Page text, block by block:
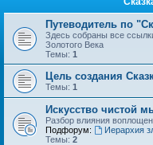
Путеводитель по
Здесь собраны все
Золотого Века
Темы: 1
Цель создания
Темы: 1
Искусство чистой
Разбор влияния
Подфорум:
Иерархия
Темы: 2